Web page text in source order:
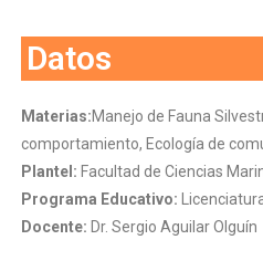
Datos
Materias:Manejo de Fauna
comportamiento, Ecología de
Plantel: Facultad de Ciencias
Programa Educativo:
Docente: Dr. Sergio Aguilar Olguín